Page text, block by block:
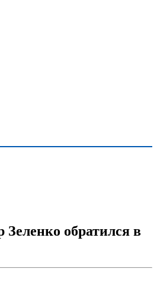
обратился в